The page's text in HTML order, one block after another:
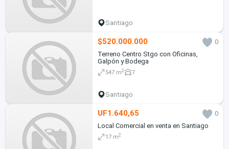
Santiago
$520.000.000
0
Terreno Centro Stgo con Oficinas,
Galpón y Bodega
547 m2 7
Santiago
UF1.640,65
0
Local Comercial en venta en Santiago
17 m2